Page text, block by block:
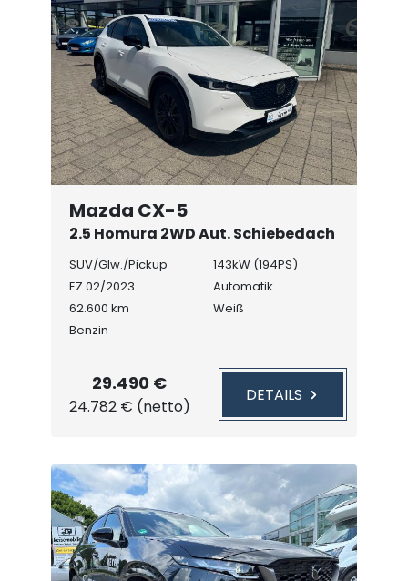
Mazda CX-5
2.5 Homura 2WD Aut. Schiebedach
SUV/Glw./Pickup
EZ 02/2023
62.600 km
Benzin
143kW (194PS)
Automatik
Weiß
29.490 €
24.782 € (netto)
DETAILS